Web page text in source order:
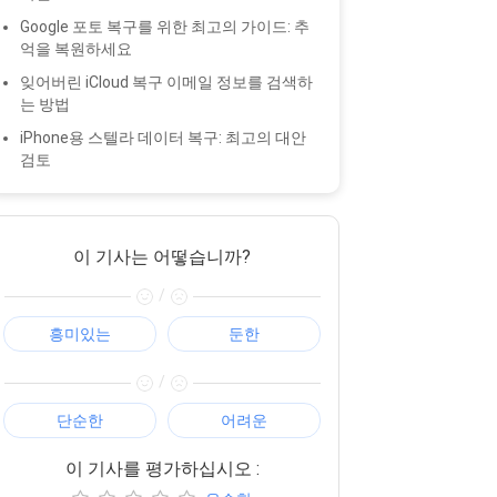
Google 포토 복구를 위한 최고의 가이드: 추
억을 복원하세요
잊어버린 iCloud 복구 이메일 정보를 검색하
는 방법
iPhone용 스텔라 데이터 복구: 최고의 대안
검토
이 기사는 어떻습니까?
/
흥미있는 둔한
/
단순한 어려운
이 기사를 평가하십시오 :